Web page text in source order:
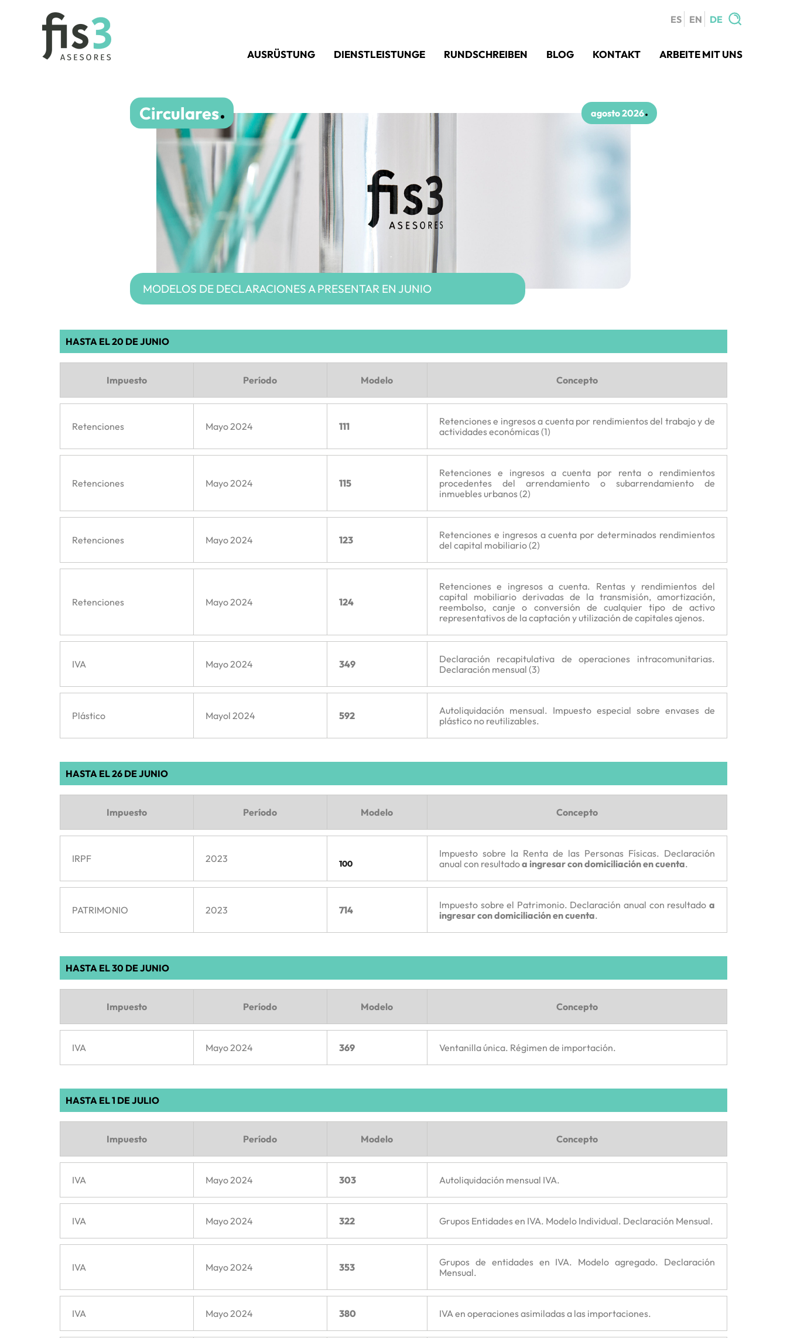
ES EN DE
for:
AUSRÜSTUNG DIENSTLEISTUNGE RUNDSCHREIBEN BLOG KONTAKT ARBEITE MIT UNS
Circulares agosto 2026
MODELOS DE DECLARACIONES A PRESENTAR EN JUNIO
HASTA EL 20 DE JUNIO
Impuesto Período Modelo Concepto
Retenciones Mayo 2024 111
Retenciones e ingresos a cuenta por rendimientos del trabajo y de
actividades económicas (1)
Retenciones Mayo 2024 115
Retenciones e ingresos a cuenta por renta o rendimientos
procedentes del arrendamiento o subarrendamiento de
inmuebles urbanos (2)
Retenciones Mayo 2024 123
Retenciones e ingresos a cuenta por determinados rendimientos
del capital mobiliario (2)
Retenciones Mayo 2024 124
Retenciones e ingresos a cuenta. Rentas y rendimientos del
capital mobiliario derivadas de la transmisión, amortización,
reembolso, canje o conversión de cualquier tipo de activo
representativos de la captación y utilización de capitales ajenos.
IVA Mayo 2024 349
Declaración recapitulativa de operaciones intracomunitarias.
Declaración mensual (3)
Plástico Mayol 2024 592
Autoliquidación mensual. Impuesto especial sobre envases de
plástico no reutilizables.
HASTA EL 26 DE JUNIO
Impuesto Período Modelo Concepto
IRPF 2023 100
Impuesto sobre la Renta de las Personas Físicas. Declaración
anual con resultadoa ingresar con domiciliación en cuenta.
PATRIMONIO 2023 714 Impuesto sobre el Patrimonio. Declaración anual con resultado a
ingresar con domiciliación en cuenta.
HASTA EL 30 DE JUNIO
Impuesto Período Modelo Concepto
IVA Mayo 2024 369 Ventanilla única. Régimen de importación.
HASTA EL 1 DE JULIO
Impuesto Período Modelo Concepto
IVA Mayo 2024 303 Autoliquidación mensual IVA.
IVA Mayo 2024 322 Grupos Entidades en IVA. Modelo Individual. Declaración Mensual.
IVA Mayo 2024 353
Grupos de entidades en IVA. Modelo agregado. Declaración
Mensual.
IVA Mayo 2024 380 IVA en operaciones asimiladas a las importaciones.